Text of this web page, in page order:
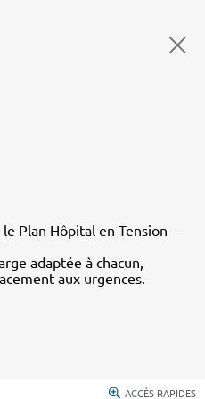
Plan Hôpital en Tension –
adaptée à chacun,
aux urgences.
ACCÈS RAPIDES